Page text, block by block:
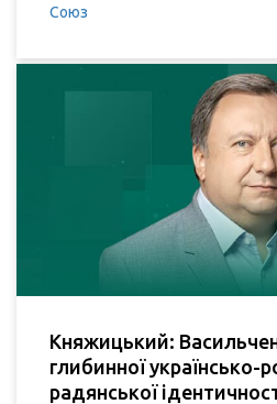
Союз
Княжицький:
глибинної українсько-
радянської